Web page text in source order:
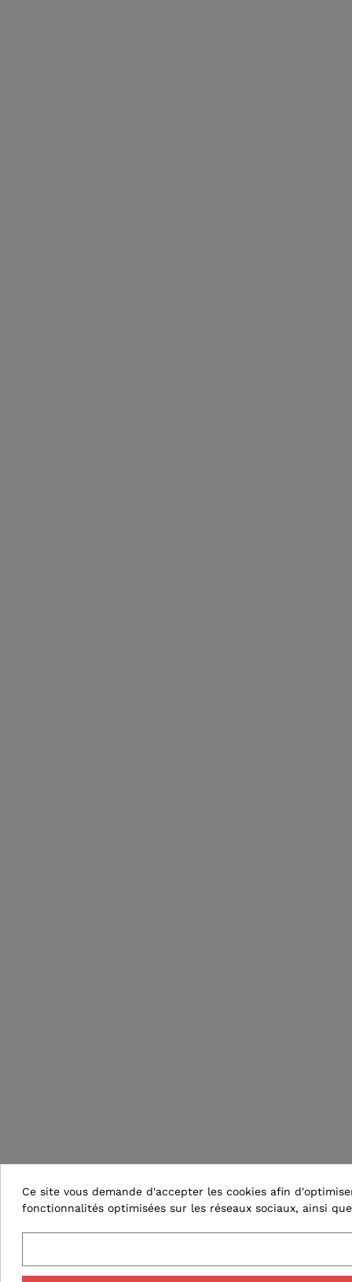
Ce site vous demande d'accepter les cookies afin
fonctionnalités optimisées sur les réseaux sociaux, ainsi